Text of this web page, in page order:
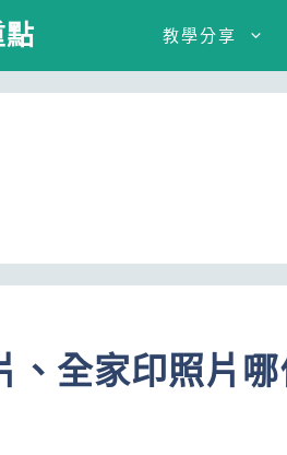
教學分享
、全家印照片